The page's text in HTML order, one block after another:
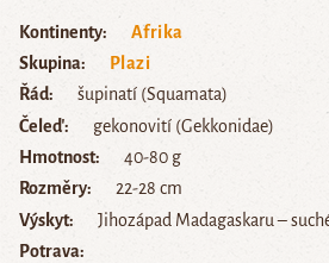
Kontinenty
Afrika
Skupina
Plazi
Řád
šupinatí (Squamata)
Čeleď
gekonovití (Gekkonidae)
Hmotnost
40-80 g
Rozměry
22-28 cm
Výskyt
Jihozápad Madagaskaru –
Potrava